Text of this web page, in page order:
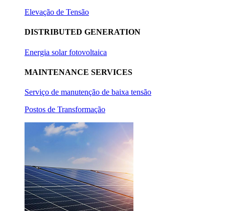
Elevação de Tensão
DISTRIBUTED GENERATION
Energia solar fotovoltaica
MAINTENANCE SERVICES
Serviço de manutenção de baixa tensão
Postos de Transformação